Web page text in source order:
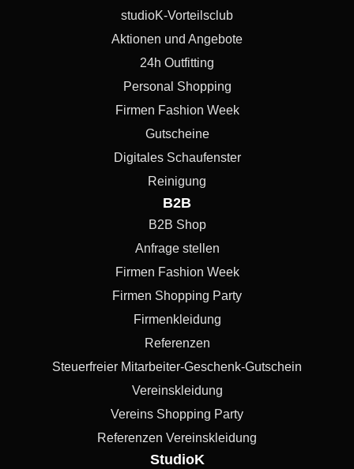
studioK-Vorteilsclub
Aktionen und Angebote
24h Outfitting
Personal Shopping
Firmen Fashion Week
Gutscheine
Digitales Schaufenster
Reinigung
B2B
B2B Shop
Anfrage stellen
Firmen Fashion Week
Firmen Shopping Party
Firmenkleidung
Referenzen
Steuerfreier Mitarbeiter-Geschenk-Gutschein
Vereinskleidung
Vereins Shopping Party
Referenzen Vereinskleidung
StudioK